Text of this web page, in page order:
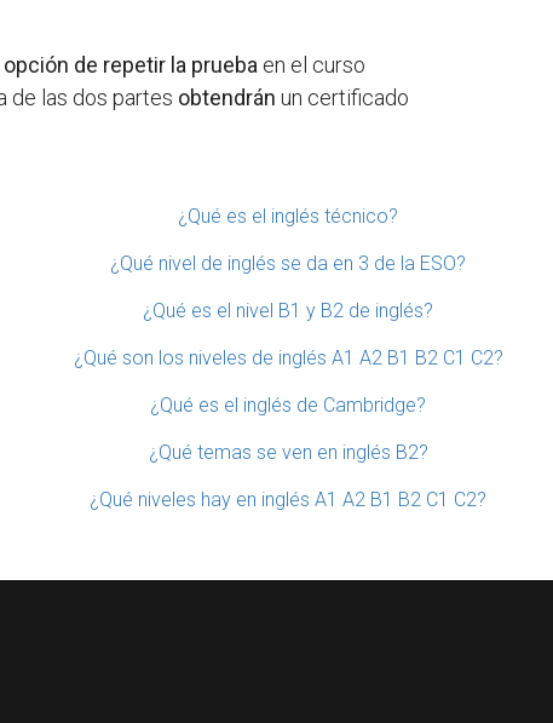
de repetir la prueba en el curso
de las dos partes obtendrán un certificado
¿Qué es el inglés técnico?
¿Qué nivel de inglés se da en 3 de la ESO?
¿Qué es el nivel B1 y B2 de inglés?
¿Qué son los niveles de inglés A1 A2 B1 B2 C1 C2?
¿Qué es el inglés de Cambridge?
¿Qué temas se ven en inglés B2?
¿Qué niveles hay en inglés A1 A2 B1 B2 C1 C2?